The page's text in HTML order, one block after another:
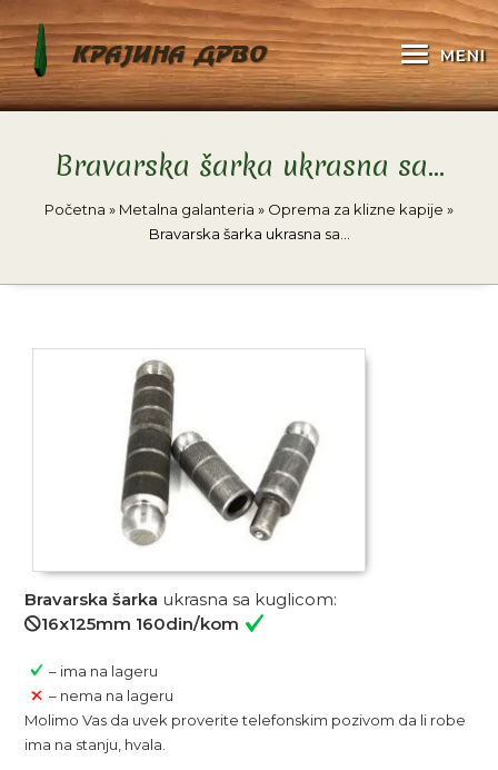
KRAJINA DRVO MENI
Bravarska šarka ukrasna sa…
Početna » Metalna galanteria » Oprema za klizne kapije »
Bravarska šarka ukrasna sa…
Bravarska šarka ukrasna sa kuglicom:
16x125mm 160din/kom
– ima na lageru
– nema na lageru
Molimo Vas da uvek proverite telefonskim pozivom da li robe
ima na stanju, hvala.